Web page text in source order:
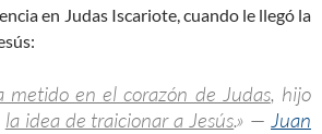
en Judas Iscariote, cuando le llegó la
metido en el corazón de Judas, hijo
la idea de traicionar a Jesús.» —Juan